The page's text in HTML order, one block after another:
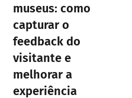
museus: como
capturar o
feedback do
visitante e
melhorar a
experiência